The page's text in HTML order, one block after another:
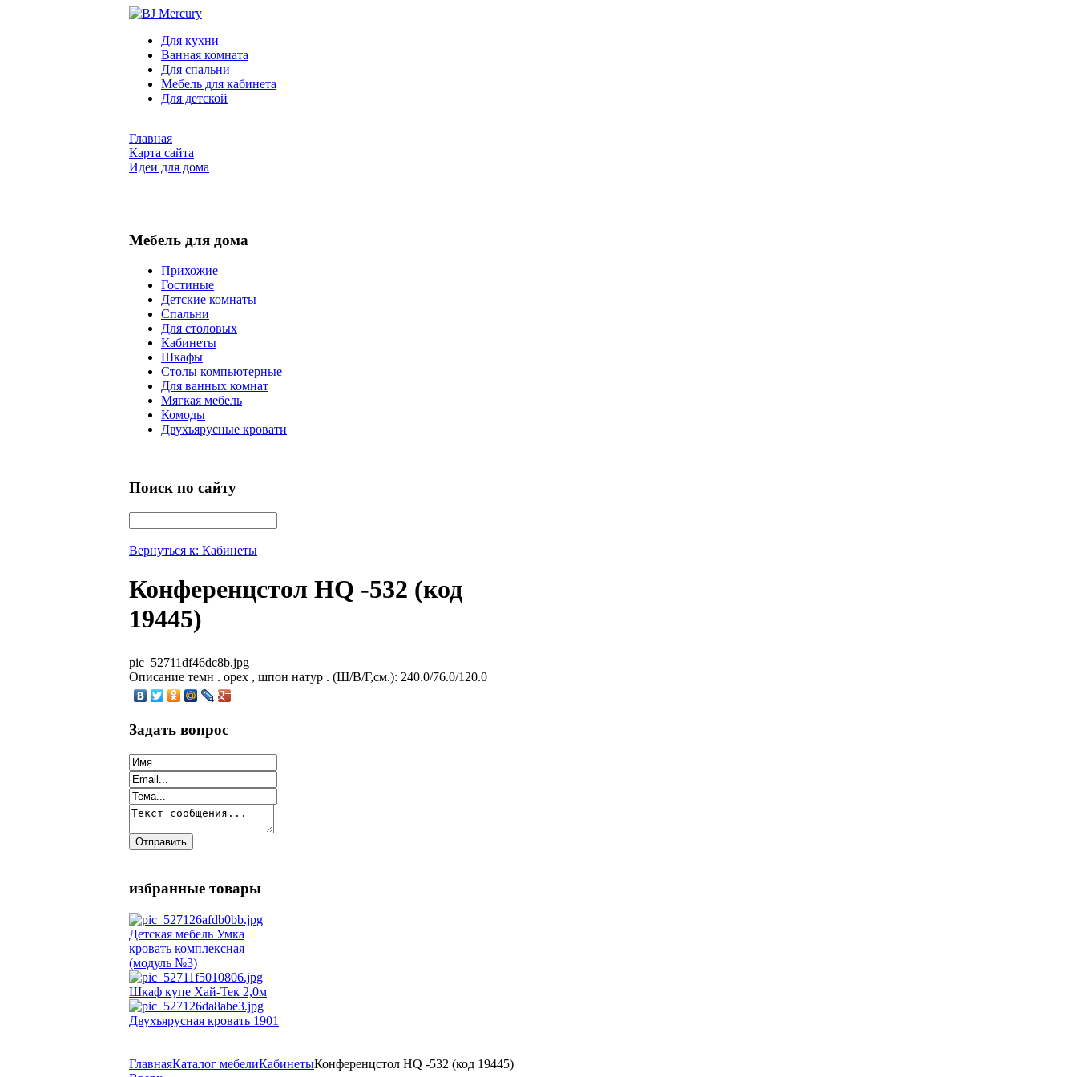
Для кухни
Ванная комната
Для спальни
Мебель для кабинета
Для детской
Главная
Карта сайта
Идеи для дома
Мебель для дома
Прихожие
Гостиные
Детские комнаты
Спальни
Для столовых
Кабинеты
Шкафы
Столы компьютерные
Для ванных комнат
Мягкая мебель
Комоды
Двухъярусные кровати
Поиск по сайту
Вернуться к: Кабинеты
Конференцстол HQ -532 (код
19445)
pic_52711df46dc8b.jpg
Описание темн . орех , шпон натур . (Ш/В/Г,см.): 240.0/76.0/120.0
Задать вопрос
избранные товары
Детская мебель Умка
кровать комплексная
(модуль №3)
Шкаф купе Хай-Тек 2,0м
Двухъярусная кровать 1901
ГлавнаяКаталог мебелиКабинетыКонференцстол HQ -532 (код 19445)